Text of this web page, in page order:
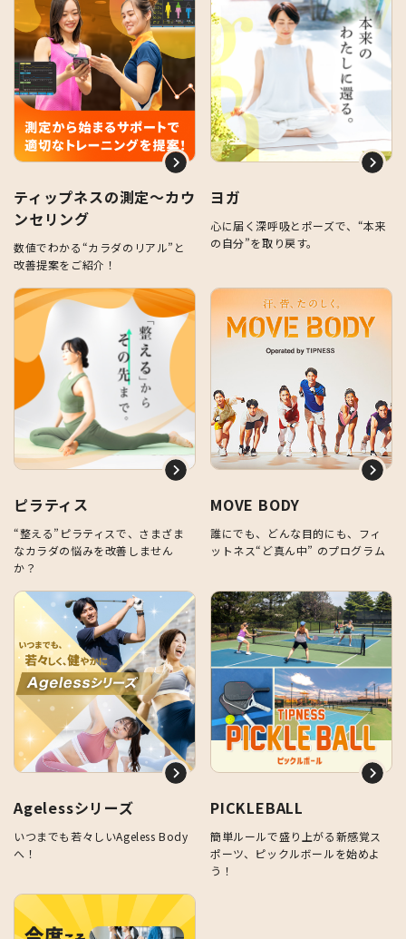
ティップネスの測定～カウ
ンセリング
数値でわかる“カラダのリアル”と
改善提案をご紹介！
ヨガ
心に届く深呼吸とポーズで、“本来
の自分”を取り戻す。
ピラティス
“整える”ピラティスで、さまざま
なカラダの悩みを改善しません
か？
MOVE BODY
誰にでも、どんな目的にも、フィ
ットネス“ど真ん中” のプログラム
Agelessシリーズ
いつまでも若々しいAgeless Body
へ！
PICKLEBALL
簡単ルールで盛り上がる新感覚ス
ポーツ、ピックルボールを始めよ
う！